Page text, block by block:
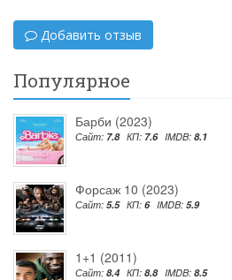
Добавить отзыв
Популярное
Барби (2023)
Сайт: 7.8 КП: 7.6 IMDB: 8.1
Форсаж 10 (2023)
Сайт: 5.5 КП: 6 IMDB: 5.9
1+1 (2011)
Сайт: 8.4 КП: 8.8 IMDB: 8.5